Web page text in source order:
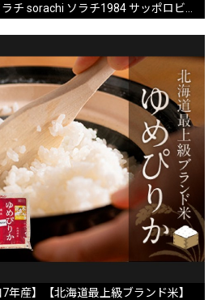
チ sorachi ソラチ1984 サッポロビー
年産】【北海道最上級ブランド米】